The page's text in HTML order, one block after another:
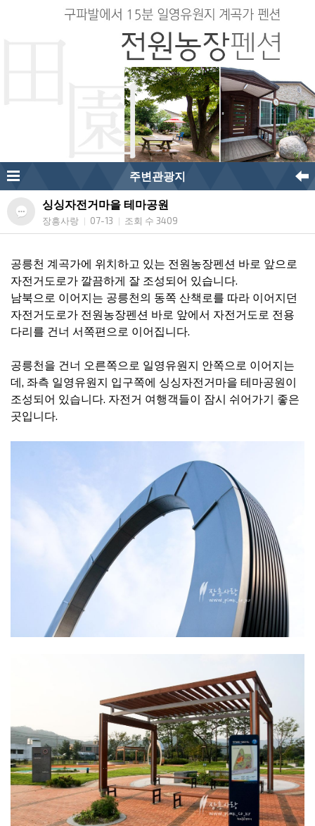
주변관광지
싱싱자전거마을 테마공원
장흥사랑 | 07-13 | 조회 수 3409
공릉천 계곡가에 위치하고 있는 전원농장펜션 바로 앞으로
자전거도로가 깔끔하게 잘 조성되어 있습니다.
남북으로 이어지는 공릉천의 동쪽 산책로를 따라 이어지던
자전거도로가 전원농장펜션 바로 앞에서 자전거도로 전용
다리를 건너 서쪽편으로 이어집니다.
공릉천을 건너 오른쪽으로 일영유원지 안쪽으로 이어지는
데, 좌측 일영유원지 입구쪽에 싱싱자전거마을 테마공원이
조성되어 있습니다. 자전거 여행객들이 잠시 쉬어가기 좋은
곳입니다.